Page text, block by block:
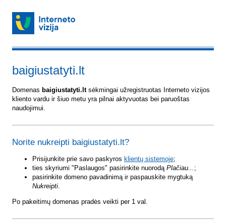
baigiustatyti.lt
Domenas baigiustatyti.ltsėkmingai užregistruotas Interneto vizijos
kliento vardu ir šiuo metu yra pilnai aktyvuotas bei paruoštas
naudojimui.
Norite nukreipti baigiustatyti.lt?
Prisijunkite prie savo paskyros klientų sistemoje;
ties skyriumi "Paslaugos" pasirinkite nuorodą Plačiau... ;
pasirinkite domeno pavadinimą ir paspauskite mygtuką
Nukreipti.
Po pakeitimų domenas pradės veikti per 1 val.